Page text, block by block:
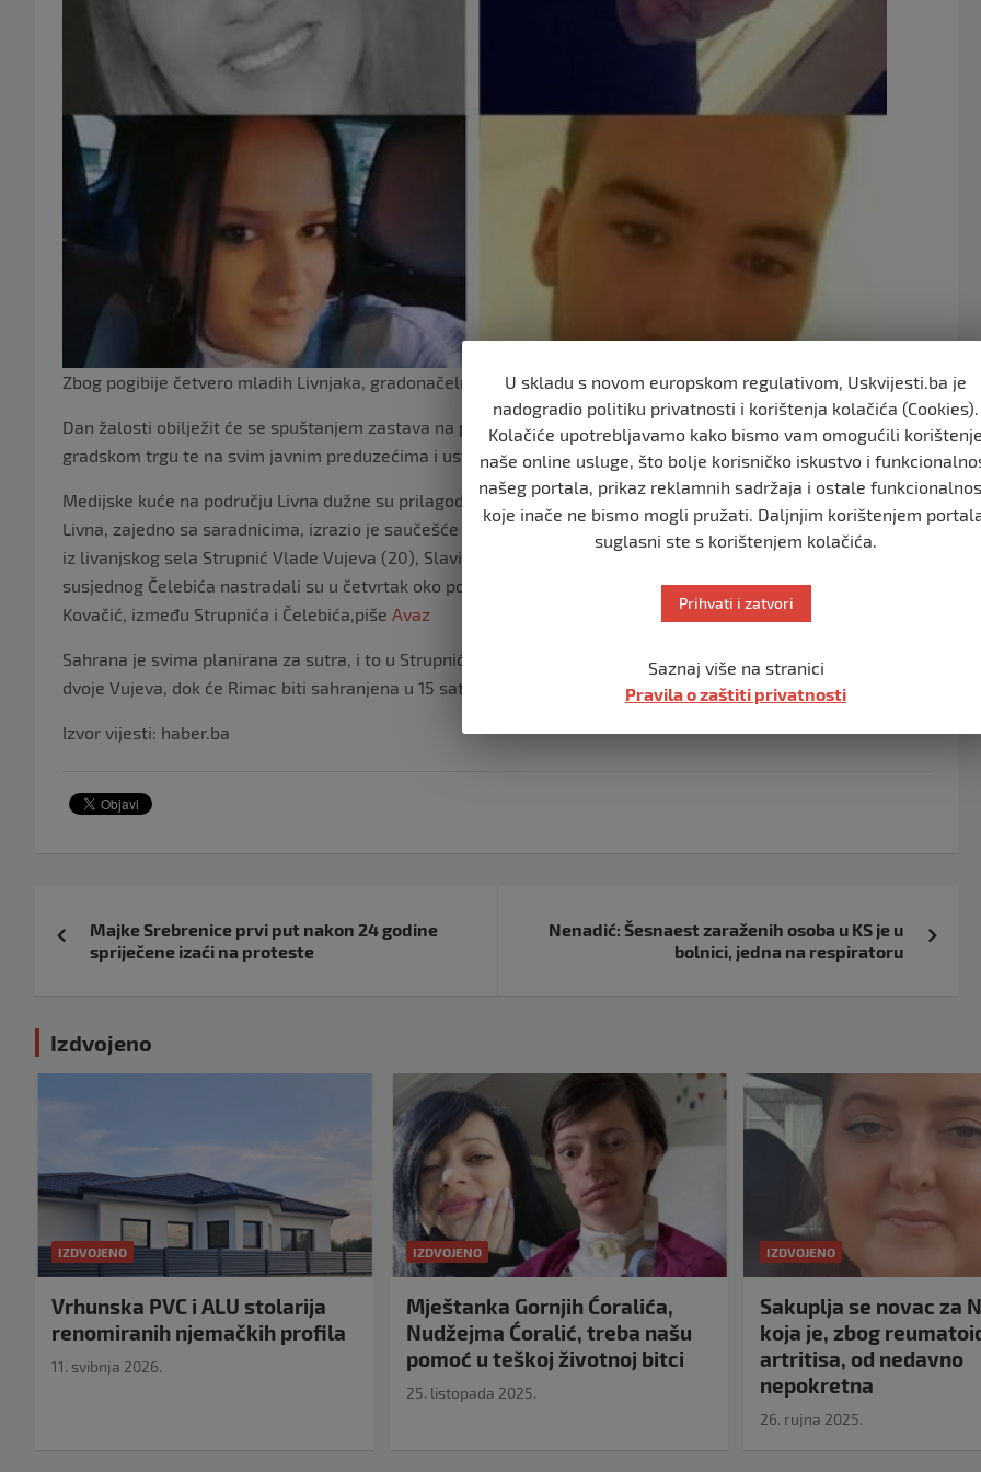
o
Zbog pogibije četvero mladih Livnjaka, gradonačelnik Livna Luka Čelan danas je proglasio Dan žalosti.
Dan žalosti obilježit će se spuštanjem zastava na pola koplja ispred zgrade Gradske uprave, na centralnom
gradskom trgu te na svim javnim preduzećima i ustanovama.
Medijske kuće na području Livna dužne su prilagoditi svoje programske sadržaje Danu žalosti. Gradonačelnik
Livna, zajedno sa saradnicima, izrazio je saučešće porodicama tragično preminulih.Podsjećamo, troje mladih
iz livanjskog sela Strupnić Vlade Vujeva (20), Slavica Vujeva (20) i Jozo Matković (21) te Ivana Rimac (19) iz
susjednog Čelebića nastradali su u četvrtak oko ponoći u Golfu prilikom sudara s Land Roverom u selu
Kovačić, između Strupnića i Čelebića,piše Avaz
Sahrana je svima planirana za sutra, i to u Strupniću u 13 sati za Matkovića, a na istom groblju u 14 sati za
dvoje Vujeva, dok će Rimac biti sahranjena u 15 sati na groblju u Čelebiću.
Izvor vijesti: haber.ba
objava
Majke Srebrenice prvi put nakon 24 godine
spriječene izaći na proteste
Nenadić: Šesnaest zaraženih osoba u KS je u
bolnici, jedna na respiratoru
Izdvojeno
IZDVOJENO
Vrhunska PVC i ALU stolarija
renomiranih njemačkih profila
11. svibnja 2026.
IZDVOJENO
Mještanka Gornjih Ćoralića,
Nudžejma Ćoralić, treba našu
pomoć u teškoj životnoj bitci
25. listopada 2025.
IZDVOJENO
Sakuplja se novac za
koja je, zbog
artritisa, od nedavno
nepokretna
26. rujna 2025.
U skladu s novom europskom regulativom, Uskvijesti.ba je
nadogradio politiku privatnosti i korištenja kolačića (Cookies).
Kolačiće upotrebljavamo kako bismo vam omogućili
naše online usluge, što bolje korisničko iskustvo i
našeg portala, prikaz reklamnih sadržaja i ostale
koje inače ne bismo mogli pružati. Daljnjim korištenjem
suglasni ste s korištenjem kolačića.
Prihvati i zatvori
Saznaj više na stranici
Pravila o zaštiti privatnosti